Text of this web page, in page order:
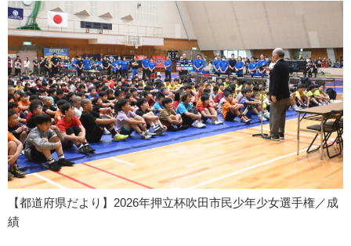
【都道府県だより】2026年押立杯吹田市民少年少女選手権／成
績